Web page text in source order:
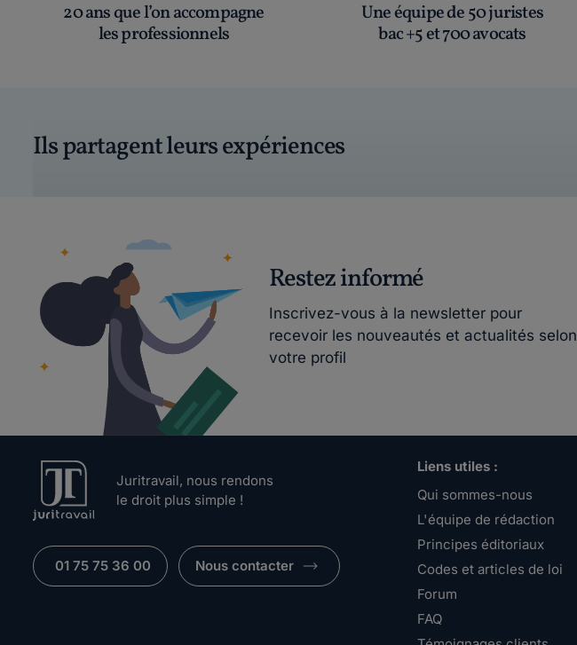
20 ans que l’on accompagne
les professionnels
Une équipe de 50 juristes
bac +5 et 700 avocats
Ils partagent leurs expériences
Restez informé
Inscrivez-vous à la newsletter pour
recevoir les nouveautés et actualités selon
votre profil
Juritravail, nous rendons
le droit plus simple !
01 75 75 36 00 Nous contacter
Liens utiles :
Qui sommes-nous
L'équipe de rédaction
Principes éditoriaux
Codes et articles de loi
Forum
FAQ